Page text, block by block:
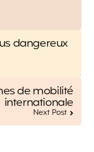
dangereux
de mobilité
internationale
Next Post